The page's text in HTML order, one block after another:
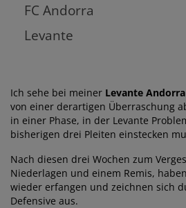
FC Andorra
Levante
Ich sehe bei meiner Levante
von einer derartigen Überraschung
in einer Phase, in der Levante
bisherigen drei Pleiten einstecken
Nach diesen drei Wochen zum
Niederlagen und einem Remis,
wieder erfangen und zeichnen sich
Defensive aus.